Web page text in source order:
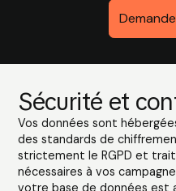
Sécurité et
Vos données sont
des standards de
strictement le RGPD et
nécessaires à vos
votre base de données est